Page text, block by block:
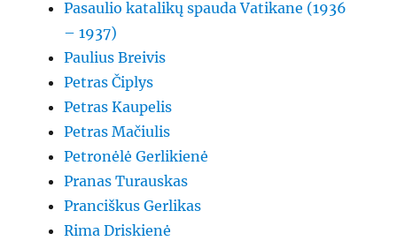
Pasaulio katalikų spauda Vatikane (1936
– 1937)
Paulius Breivis
Petras Čiplys
Petras Kaupelis
Petras Mačiulis
Petronėlė Gerlikienė
Pranas Turauskas
Pranciškus Gerlikas
Rima Driskienė